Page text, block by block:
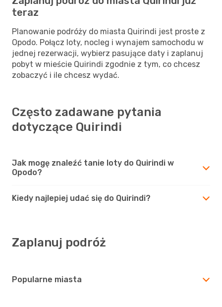
teraz
Planowanie podróży do miasta Quirindi jest proste z
Opodo. Połącz loty, nocleg i wynajem samochodu w
jednej rezerwacji, wybierz pasujące daty i zaplanuj
pobyt w mieście Quirindi zgodnie z tym, co chcesz
zobaczyć i ile chcesz wydać.
Często zadawane pytania
dotyczące Quirindi
Jak mogę znaleźć tanie loty do Quirindi w
Opodo?
Kiedy najlepiej udać się do Quirindi?
Zaplanuj podróż
Popularne miasta